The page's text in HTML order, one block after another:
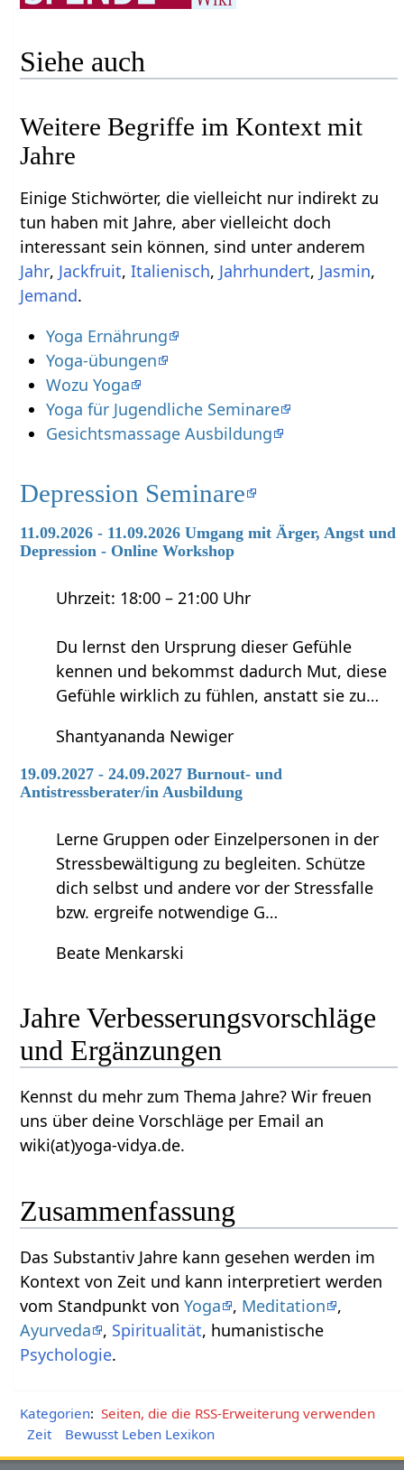
Siehe auch
Weitere Begriffe im Kontext mit
Einige Stichwörter, die vielleicht nur indirekt zu
tun haben mit Jahre‏‎, aber vielleicht doch
interessant sein können, sind unter anderem
, , , ,
,
.
Yoga Ernährung
Yoga-übungen
Wozu Yoga
Yoga für Jugendliche Seminare
Gesichtsmassage Ausbildung
Depression Seminare
11.09.2026 - 11.09.2026 Umgang mit Ärger, Angst und
Depression - Online Workshop
Uhrzeit: 18:00 – 21:00 Uhr
Du lernst den Ursprung dieser Gefühle
kennen und bekommst dadurch Mut, diese
Gefühle wirklich zu fühlen, anstatt sie zu…
Shantyananda Newiger
19.09.2027 - 24.09.2027 Burnout- und
Antistressberater/in Ausbildung
Lerne Gruppen oder Einzelpersonen in der
Stressbewältigung zu begleiten. Schütze
dich selbst und andere vor der Stressfalle
bzw. ergreife notwendige G…
Beate Menkarski
Jahre‏‎ Verbesserungsvorschläge
und Ergänzungen
Kennst du mehr zum Thema Jahre‏‎? Wir freuen
uns über deine Vorschläge per Email an
wiki(at)yoga-vidya.de.
Zusammenfassung
Das Substantiv Jahre‏‎ kann gesehen werden im
Kontext von Zeit und kann interpretiert werden
vom Standpunkt vonYoga , Meditation
,
Ayurveda
, Spiritualität, humanistische
Psychologie.
Kategorien: Seiten, die die RSS-Erweiterung verwenden
Zeit
Bewusst Leben Lexikon